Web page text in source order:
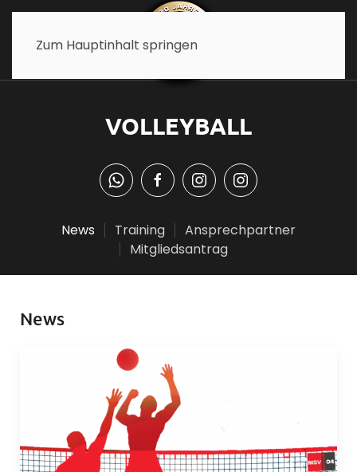
Zum Hauptinhalt springen
VOLLEYBALL
News Training
Ansprechpartner
Mitgliedsantrag
News